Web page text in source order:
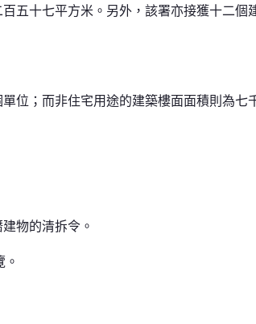
五十七平方米。另外，該署亦接獲十二個
位；而非住宅用途的建築樓面面積則為七
物的清拆令。